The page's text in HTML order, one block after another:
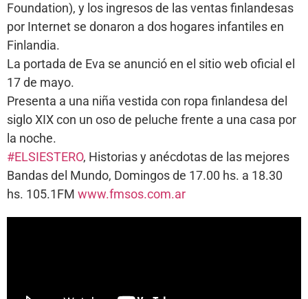
Foundation), y los ingresos de las ventas finlandesas
por Internet se donaron a dos hogares infantiles en
Finlandia.
La portada de Eva se anunció en el sitio web oficial el
17 de mayo.
Presenta a una niña vestida con ropa finlandesa del
siglo XIX con un oso de peluche frente a una casa por
la noche.
#ELSIESTERO, Historias y anécdotas de las mejores
Bandas del Mundo, Domingos de 17.00 hs. a 18.30
hs. 105.1FM www.fmsos.com.ar